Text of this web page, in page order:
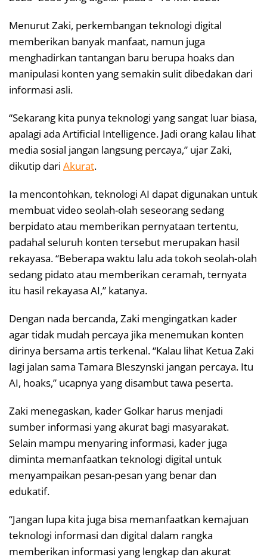
Menurut Zaki, perkembangan teknologi digital
memberikan banyak manfaat, namun juga
menghadirkan tantangan baru berupa hoaks dan
manipulasi konten yang semakin sulit dibedakan dari
informasi asli.
“Sekarang kita punya teknologi yang sangat luar biasa,
apalagi ada Artificial Intelligence. Jadi orang kalau lihat
media sosial jangan langsung percaya,” ujar Zaki,
dikutip dari Akurat.
Ia mencontohkan, teknologi AI dapat digunakan untuk
membuat video seolah-olah seseorang sedang
berpidato atau memberikan pernyataan tertentu,
padahal seluruh konten tersebut merupakan hasil
rekayasa. “Beberapa waktu lalu ada tokoh seolah-olah
sedang pidato atau memberikan ceramah, ternyata
itu hasil rekayasa AI,” katanya.
Dengan nada bercanda, Zaki mengingatkan kader
agar tidak mudah percaya jika menemukan konten
dirinya bersama artis terkenal. “Kalau lihat Ketua Zaki
lagi jalan sama Tamara Bleszynski jangan percaya. Itu
AI, hoaks,” ucapnya yang disambut tawa peserta.
Zaki menegaskan, kader Golkar harus menjadi
sumber informasi yang akurat bagi masyarakat.
Selain mampu menyaring informasi, kader juga
diminta memanfaatkan teknologi digital untuk
menyampaikan pesan-pesan yang benar dan
edukatif.
“Jangan lupa kita juga bisa memanfaatkan kemajuan
teknologi informasi dan digital dalam rangka
memberikan informasi yang lengkap dan akurat